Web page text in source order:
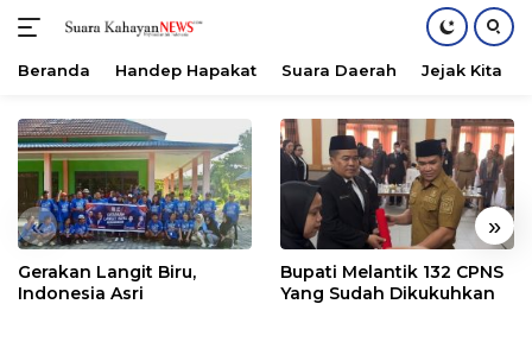
konten
Beranda Handep Hapakat Suara Daerah Jejak Kita
« »
Gerakan Langit Biru,
Indonesia Asri
Bupati Melantik 132 CPNS
Yang Sudah Dikukuhkan